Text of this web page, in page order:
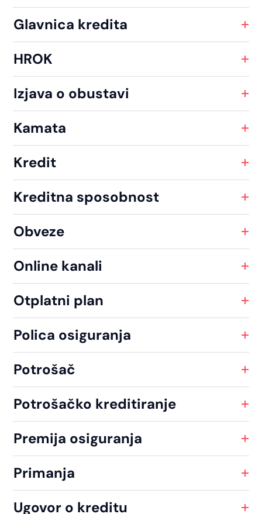
Glavnica kredita
HROK
Izjava o obustavi
Kamata
Kredit
Kreditna sposobnost
Obveze
Online kanali
Otplatni plan
Polica osiguranja
Potrošač
Potrošačko kreditiranje
Premija osiguranja
Primanja
Ugovor o kreditu